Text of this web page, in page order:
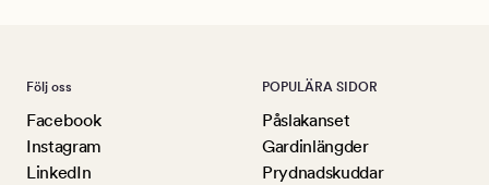
Följ oss
Facebook
Instagram
LinkedIn
POPULÄRA SIDOR
Påslakanset
Gardinlängder
Prydnadskuddar